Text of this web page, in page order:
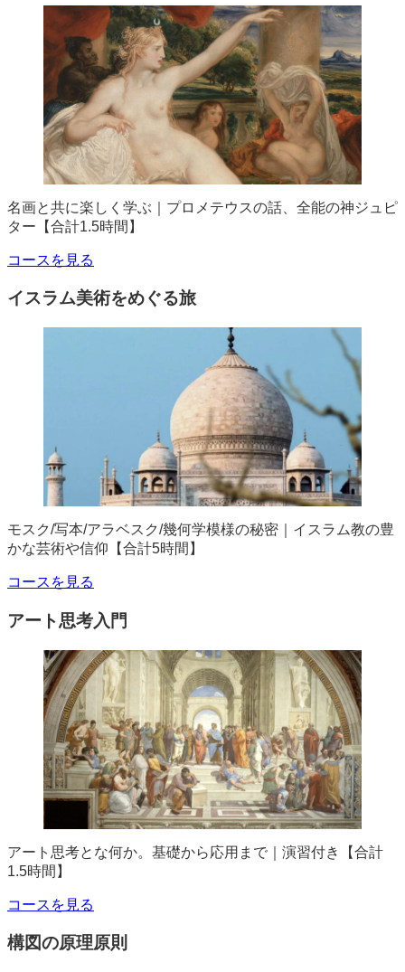
名画と共に楽しく学ぶ｜プロメテウスの話、全能の神ジュピ
ター【合計1.5時間】
コースを見る
イスラム美術をめぐる旅
モスク/写本/アラベスク/幾何学模様の秘密｜イスラム教の豊
かな芸術や信仰【合計5時間】
コースを見る
アート思考入門
アート思考とな何か。基礎から応用まで｜演習付き【合計
1.5時間】
コースを見る
構図の原理原則